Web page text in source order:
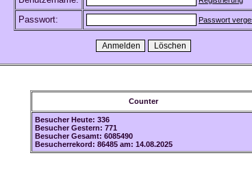
Passwort: Passwort
Counter
Besucher Heute: 336
Besucher Gestern: 771
Besucher Gesamt: 6085490
Besucherrekord: 86485 am: 14.08.2025